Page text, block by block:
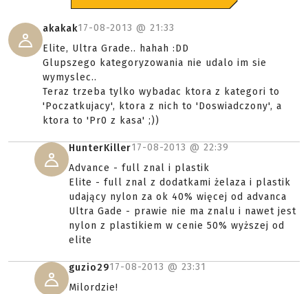
akakak17-08-2013 @ 21:33
Elite, Ultra Grade.. hahah :DD
Glupszego kategoryzowania nie udalo im sie
wymyslec..
Teraz trzeba tylko wybadac ktora z kategori to
'Poczatkujacy', ktora z nich to 'Doswiadczony', a
ktora to 'Pr0 z kasa' ;))
HunterKiller17-08-2013 @ 22:39
Advance - full znal i plastik
Elite - full znal z dodatkami żelaza i plastik
udający nylon za ok 40% więcej od advanca
Ultra Gade - prawie nie ma znalu i nawet jest
nylon z plastikiem w cenie 50% wyższej od
elite
guzio2917-08-2013 @ 23:31
Milordzie!